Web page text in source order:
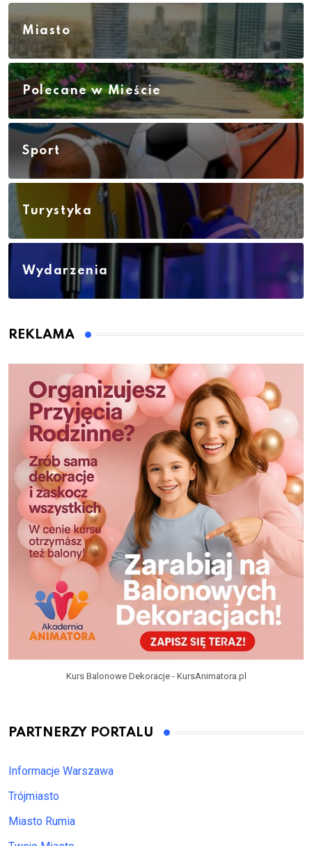
Miasto
Polecane w Mieście
Sport
Turystyka
Wydarzenia
REKLAMA
Kurs Balonowe Dekoracje - KursAnimatora.pl
PARTNERZY PORTALU
Informacje Warszawa
Trójmiasto
Miasto Rumia